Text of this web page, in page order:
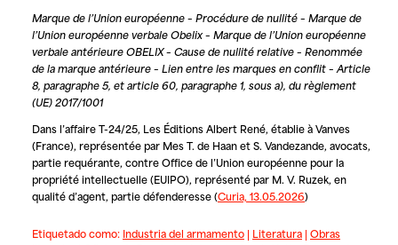
Marque de l’Union européenne – Procédure de nullité – Marque de
l’Union européenne verbale Obelix – Marque de l’Union européenne
verbale antérieure OBELIX – Cause de nullité relative – Renommée
de la marque antérieure – Lien entre les marques en conflit – Article
8, paragraphe 5, et article 60, paragraphe 1, sous a), du règlement
(UE) 2017/1001
Dans l’affaire T-24/25, Les Éditions Albert René, établie à Vanves
(France), représentée par Mes T. de Haan et S. Vandezande, avocats,
partie requérante, contreOffice de l’Union européenne pour la
propriété intellectuelle (EUIPO), représenté par M. V. Ruzek, en
qualité d’agent, partie défenderesse(Curia, 13.05.2026)
Etiquetado como: Industria del armamento| Literatura| Obras